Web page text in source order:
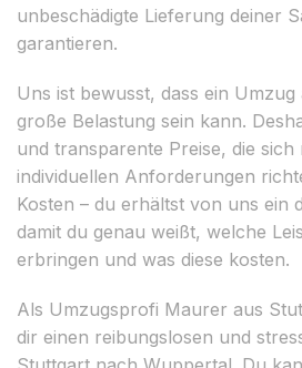
unbeschädigte Lieferung deiner
garantieren.
Uns ist bewusst, dass ein
große Belastung sein kann.
und transparente Preise, die sich
individuellen Anforderungen
Kosten – du erhältst von uns ein
damit du genau weißt, welche
erbringen und was diese kosten.
Als Umzugsprofi Maurer aus
dir einen reibungslosen und